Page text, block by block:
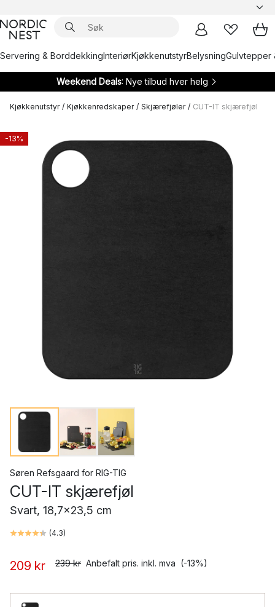
Servering & BorddekkingInteriørKjøkkenutstyrBelysningGulvtepper
Weekend Deals: Nye tilbud hver helg
Kjøkkenutstyr / Kjøkkenredskaper / Skjærefjøler / CUT-IT skjærefjøl
-13%
Søren Refsgaard for RIG-TIG
CUT-IT skjærefjøl
Svart, 18,7x23,5 cm
(4.3)
209 kr 239 kr Anbefalt pris. inkl. mva (-13%)